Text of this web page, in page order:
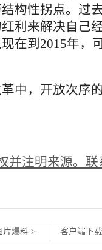
构性拐点。过
利来解决自己
在到2015年，
，开放次序
并注明来源。联
片爆料 > 客户端下载